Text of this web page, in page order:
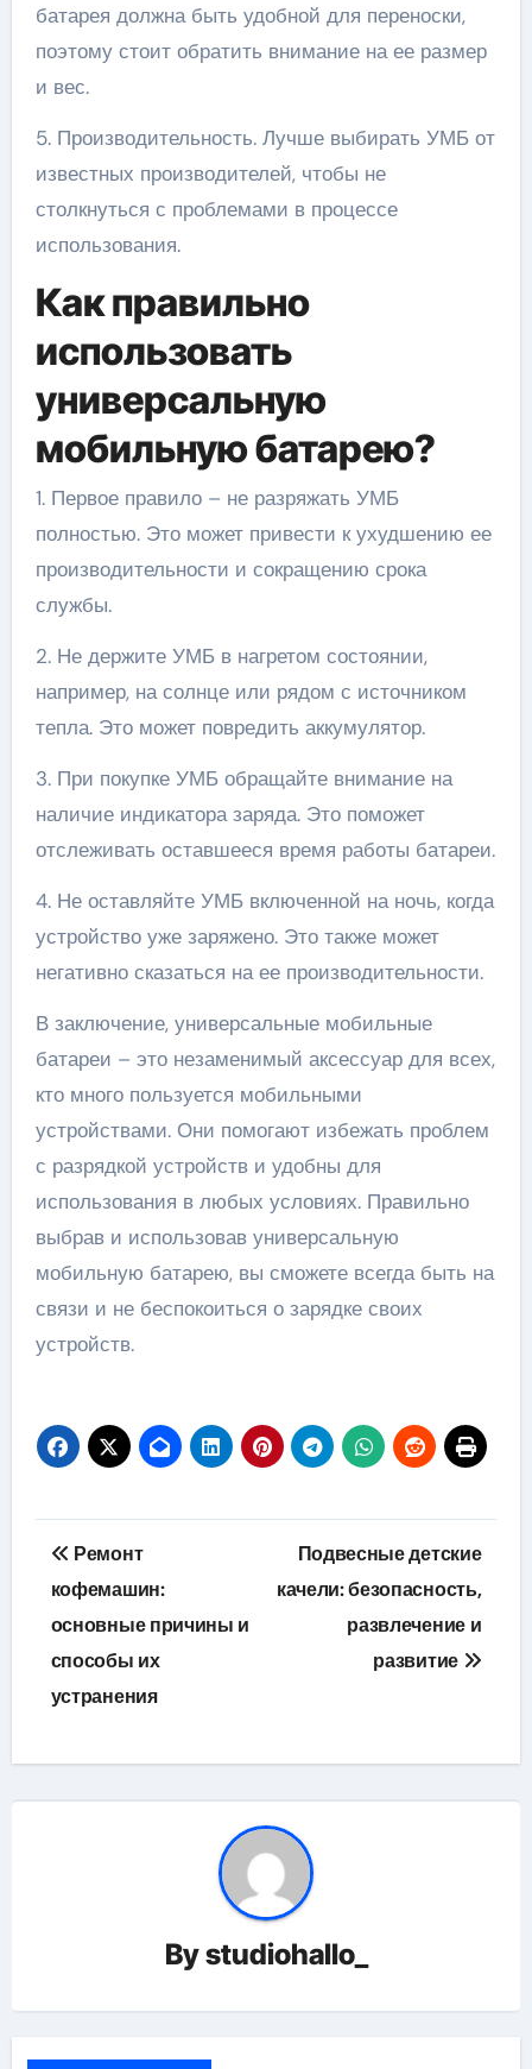
батарея должна быть удобной для переноски,
поэтому стоит обратить внимание на ее размер
и вес.
5. Производительность. Лучше выбирать УМБ от
известных производителей, чтобы не
столкнуться с проблемами в процессе
использования.
Как правильно
использовать
универсальную
мобильную батарею?
1. Первое правило – не разряжать УМБ
полностью. Это может привести к ухудшению ее
производительности и сокращению срока
службы.
2. Не держите УМБ в нагретом состоянии,
например, на солнце или рядом с источником
тепла. Это может повредить аккумулятор.
3. При покупке УМБ обращайте внимание на
наличие индикатора заряда. Это поможет
отслеживать оставшееся время работы батареи.
4. Не оставляйте УМБ включенной на ночь, когда
устройство уже заряжено. Это также может
негативно сказаться на ее производительности.
В заключение, универсальные мобильные
батареи – это незаменимый аксессуар для всех,
кто много пользуется мобильными
устройствами. Они помогают избежать проблем
с разрядкой устройств и удобны для
использования в любых условиях. Правильно
выбрав и использовав универсальную
мобильную батарею, вы сможете всегда быть на
связи и не беспокоиться о зарядке своих
устройств.
Навигация
по
записям
Ремонт
кофемашин:
основные причины и
способы их
устранения
Подвесные детские
качели: безопасность,
развлечение и
развитие
Bystudiohallo_